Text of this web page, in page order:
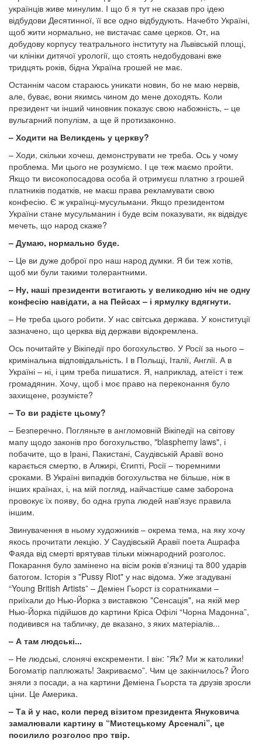
українців живе минулим. І що б я тут не сказав про ідею
відбудови Десятинної, її все одно відбудують. Начебто Україні,
щоб жити нормально, не вистачає саме церков. От, на
добудову корпусу театрального інституту на Львівській площі,
чи клініки дитячої урології, що стоять недобудовані вже
тридцять років, бідна Україна грошей не має.
Останнім часом стараюсь уникати новин, бо не маю нервів,
але, буває, вони якимсь чином до мене доходять. Коли
президент чи інший чиновник показує свою набожність, – це
вульгарний популізм, а ще й протизаконно.
– Ходити на Великдень у церкву?
– Ходи, скільки хочеш, демонструвати не треба. Ось у чому
проблема. Ми цього не розуміємо. І це теж маємо пройти.
Якщо ти високопосадова особа й отримуєш платню з грошей
платників податків, не маєш права рекламувати свою
конфесію. Є ж українці-мусульмани. Якщо президентом
України стане мусульманин і буде всім показувати, як відвідує
мечеть, що народ скаже?
– Думаю, нормально буде.
– Це ви дуже доброї про наш народ думки. Я би теж хотів,
щоб ми були такими толерантними.
– Ну, наші президенти встигають у великодню ніч не одну
конфесію навідати, а на Пейсах – і ярмулку вдягнути.
– Не треба цього робити. У нас світська держава. У конституції
зазначено, що церква від держави відокремлена.
Ось почитайте у Вікіпедії про богохульство. У Росії за нього –
кримінальна відповідальність. І в Польщі, Італії, Англії. А в
Україні – ні, і цим треба пишатися. Я, наприклад, атеїст і теж
громадянин. Хочу, щоб і моє право на переконання було
захищене, розумієте?
– То ви радієте цьому?
– Безперечно. Погляньте в англомовній Вікіпедії на світову
мапу щодо законів про богохульство, "blasphemy laws", і
побачите, що в Ірані, Пакистані, Саудівській Аравії воно
карається смертю, в Алжирі, Єгипті, Росії – тюремними
сроками. В Україні випадків богохульства не більше, ніж в
інших країнах, і, на мій погляд, найчастіше саме заборона
провокує їх появу, бо одна група людей нав'язує правила
іншим.
Звинувачення в ньому художників – окрема тема, на яку хочу
якось прочитати лекцію. У Саудівській Аравії поета Ашрафа
Фаяда від смерті врятував тільки міжнародний розголос.
Покарання було замінено на вісім років в'язниці та 800 ударів
батогом. Історія з "Pussy Riot" у нас відома. Уже згадувані
“Young British Artists” – Деміен Гьорст із соратниками –
приїхали до Нью-Йорка з виставкою "Сенсація", на якій мер
Нью-Йорка підійшов до картини Кріса Офілі “Чорна Мадонна”,
подивився на табличку, де вказано, з яких матеріалів...
– А там людські...
– Не людські, слонячі екскременти. І він: ”Як? Ми ж католики!
Богоматір паплюжать! Закриваємо”. Чим це закінчилось? Його
зняли з посади, а на картини Деміена Гьорста та друзів зросли
ціни. Це Америка.
– Та й у нас, коли перед візитом президента Януковича
замалювали картину в “Мистецькому Арсеналі”, це
посилило розголос про твір.